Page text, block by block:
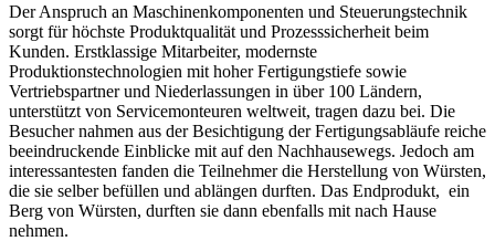
Der Anspruch an Maschinenkomponenten und Steuerungstechnik
sorgt für höchste Produktqualität und Prozesssicherheit beim
Kunden. Erstklassige Mitarbeiter, modernste
Produktionstechnologien mit hoher Fertigungstiefe sowie
Vertriebspartner und Niederlassungen in über 100 Ländern,
unterstützt von Servicemonteuren weltweit, tragen dazu bei. Die
Besucher nahmen aus der Besichtigung der Fertigungsabläufe reiche
beeindruckende Einblicke mit auf den Nachhausewegs. Jedoch am
interessantesten fanden die Teilnehmer die Herstellung von Würsten,
die sie selber befüllen und ablängen durften. Das Endprodukt, ein
Berg von Würsten, durften sie dann ebenfalls mit nach Hause
nehmen.